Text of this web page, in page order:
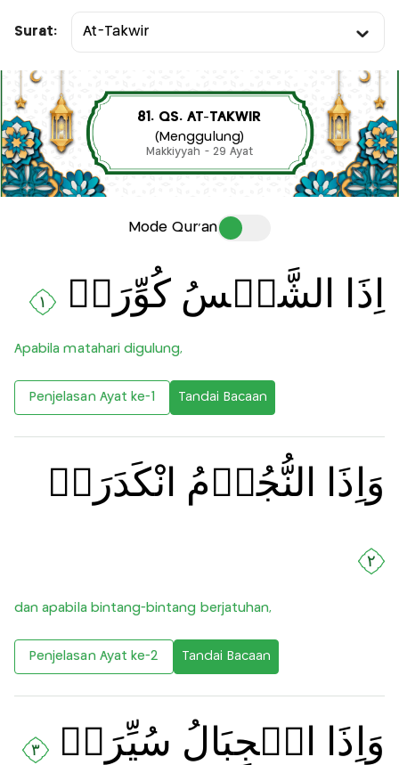
Surat: At-Takwir
81. QS. AT-TAKWIR
(Menggulung)
Makkiyyah - 29 Ayat
Mode Qur'an
اِذَا الشَّمۡسُ كُوِّرَتۡ ١
Apabila matahari digulung,
Penjelasan Ayat ke-1 Tandai Bacaan
وَاِذَا النُّجُوۡمُ انْكَدَرَتۡ
٢
dan apabila bintang-bintang berjatuhan,
Penjelasan Ayat ke-2 Tandai Bacaan
وَاِذَا الۡجِبَالُ سُيِّرَتۡ ٣